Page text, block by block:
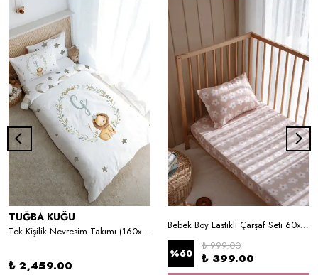
TUĞBA KUĞU
Tek Kişilik Nevresim Takımı (160x220) - Little Lion Series - GHarfi
₺ 2,459.00
Bebek Boy Lastikli Çarşaf Seti 60x120 cm - Daisy
%60
₺ 999.00
₺ 399.00